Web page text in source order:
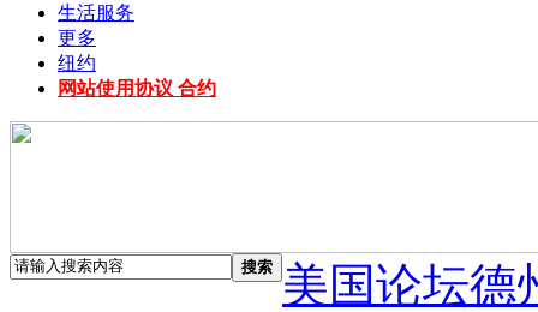
生活服务
更多
纽约
网站使用协议 合约
搜索
美国论坛德